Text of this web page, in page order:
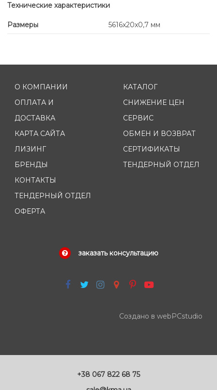
Технические характеристики
Размеры 5616x20x0,7 мм
О КОМПАНИИ
ОПЛАТА И
ДОСТАВКА
КАРТА САЙТА
ЛИЗИНГ
БРЕНДЫ
КОНТАКТЫ
ТЕНДЕРНЫЙ ОТДЕЛ
ОФЕРТА
КАТАЛОГ
СНИЖЕНИЕ ЦЕН
СЕРВИС
ОБМЕН И ВОЗВРАТ
СЕРТИФИКАТЫ
ТЕНДЕРНЫЙ ОТДЕЛ
заказать консультацию
Создано в webPCstudio
+38 067 822 68 75